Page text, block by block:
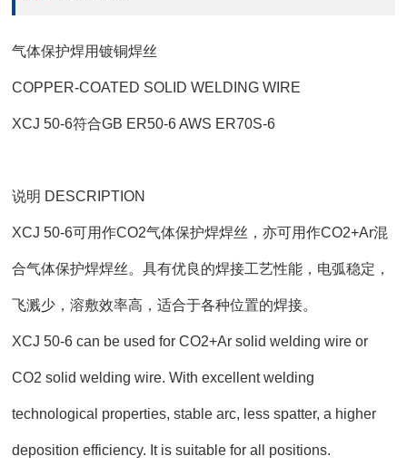
气体保护焊用镀铜焊丝
COPPER-COATED SOLID WELDING WIRE
XCJ 50-6符合GB ER50-6 AWS ER70S-6
说明 DESCRIPTION
XCJ 50-6可用作CO2气体保护焊焊丝，亦可用作CO2+Ar混
合气体保护焊焊丝。具有优良的焊接工艺性能，电弧稳定，
飞溅少，溶敷效率高，适合于各种位置的焊接。
XCJ 50-6 can be used for CO2+Ar solid welding wire or
CO2 solid welding wire. With excellent welding
technological properties, stable arc, less spatter, a higher
deposition efficiency. It is suitable for all positions.